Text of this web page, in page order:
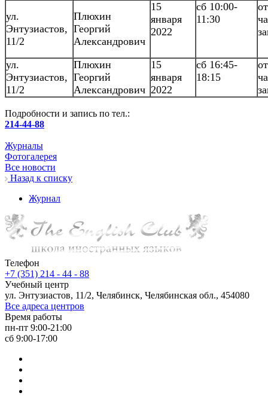
ул.
Энтузиастов,
11/2
Плюхин
Георгий
Александрович
15
января
2022
сб 10:00-
11:30
ул.
Энтузиастов,
11/2
Плюхин
Георгий
Александрович
15
января
2022
сб 16:45-
18:15
Подробности и запись по тел.:
214-44-88
Журналы
Фотогалерея
Все новости
Назад к списку
Журнал
Телефон
+7 (351) 214 - 44 - 88
Учебный центр
ул. Энтузиастов, 11/2, Челябинск, Челябинская обл., 454080
Все адреса центров
Время работы
пн-пт 9:00-21:00
сб 9:00-17:00